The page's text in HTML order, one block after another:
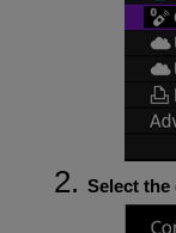
Select the